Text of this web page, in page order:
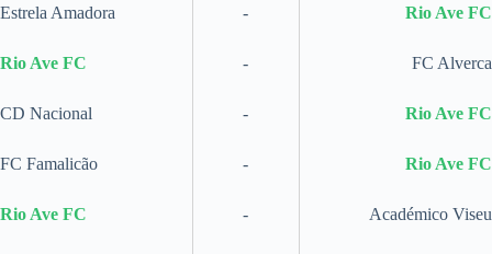
Estrela Amadora - Rio Ave FC
Rio Ave FC - FC Alverca
CD Nacional - Rio Ave FC
FC Famalicão - Rio Ave FC
Rio Ave FC - Académico Viseu